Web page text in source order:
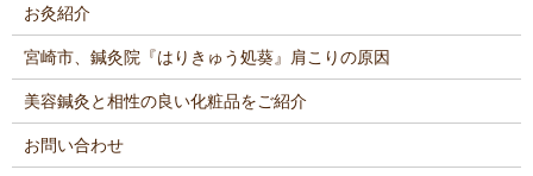
お灸紹介
宮崎市、鍼灸院『はりきゅう処葵』肩こりの原因
美容鍼灸と相性の良い化粧品をご紹介
お問い合わせ